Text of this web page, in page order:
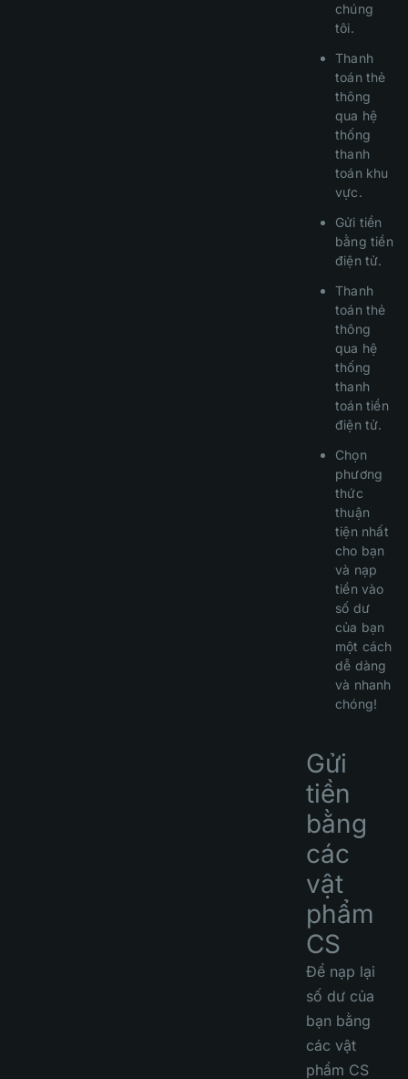
chúng
tôi.
Thanh
toán thẻ
thông
qua hệ
thống
thanh
toán khu
vực.
Gửi tiền
bằng tiền
điện tử.
Thanh
toán thẻ
thông
qua hệ
thống
thanh
toán tiền
điện tử.
Chọn
phương
thức
thuận
tiện nhất
cho bạn
và nạp
tiền vào
số dư
của bạn
một cách
dễ dàng
và nhanh
chóng!
Gửi
tiền
bằng
các
vật
phẩm
CS
Để nạp lại
số dư của
bạn bằng
các vật
phẩm CS